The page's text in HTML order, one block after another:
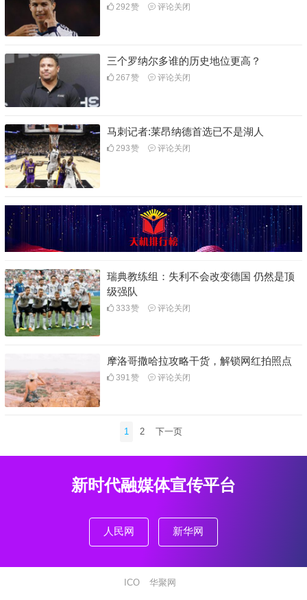
292赞 评论关闭
三个罗纳尔多谁的历史地位更高？
267赞 评论关闭
马刺记者:莱昂纳德首选已不是湖人
293赞 评论关闭
瑞典教练组：失利不会改变德国 仍然是顶
级强队
333赞 评论关闭
摩洛哥撒哈拉攻略干货，解锁网红拍照点
391赞 评论关闭
分
1 2 下一页
新时代融媒体宣传平台
人民网 新华网
ICO 华聚网